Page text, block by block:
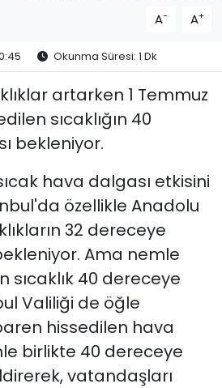
A- A+
Okunma Süresi: 1 Dk
artarken 1 Temmuz
sıcaklığın 40
bekleniyor.
hava dalgası etkisini
özellikle Anadolu
32 dereceye
Ama nemle
sıcaklık 40 dereceye
Valiliği de öğle
hissedilen hava
birlikte 40 dereceye
vatandaşları